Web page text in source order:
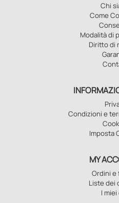
Chi
Come
Modalità di
Diritto di
Condizioni e
Imposta
MY
Ordini
Liste dei
I miei